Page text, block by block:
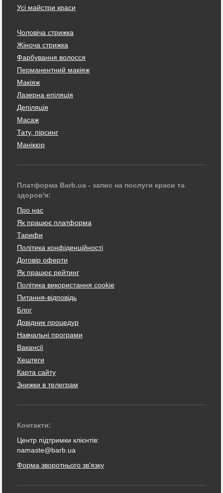
Усі майстри краси
Чоловіча стрижка
Жіноча стрижка
Фарбування волосся
Перманентний макіяж
Макіяж
Лазерна епіляція
Депіляція
Масаж
Тату, пірсинг
Манікюр
Платформа Barb.ua - запис на послуги краси та
здоров'я:
Про нас
Як працює платформа
Тарифи
Політика конфіденційності
Договір оферти
Як працює рейтинг
Політика використання cookie
Питання-відповідь
Блог
Довідник процедур
Навчальні програми
Вакансії
Хештеги
Карта сайту
Знижки в телеграм
Контакти:
Центр підтримки клієнтів:
namaste@barb.ua
Форма зворотнього зв'язку